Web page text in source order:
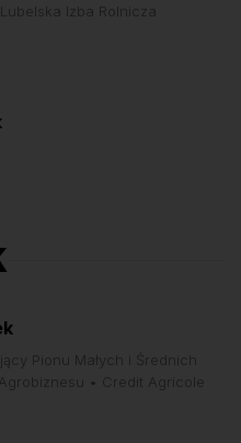
Izba Rolnicza
Pionu Małych i Średnich
• Credit Agricole